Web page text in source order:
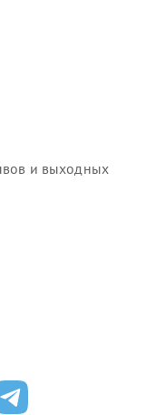
и выходных